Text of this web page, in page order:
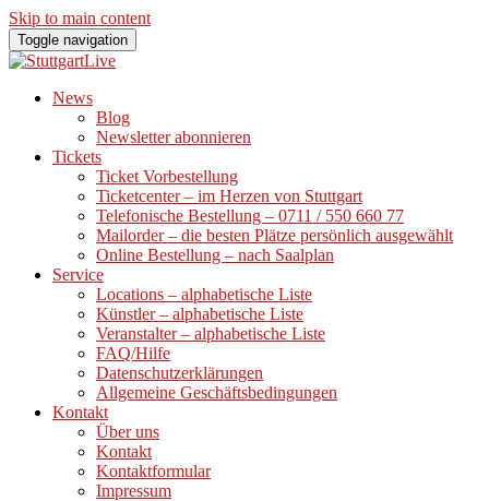
Skip to main content
Toggle navigation
News
Blog
Newsletter abonnieren
Tickets
Ticket Vorbestellung
Ticketcenter – im Herzen von Stuttgart
Telefonische Bestellung – 0711 / 550 660 77
Mailorder – die besten Plätze persönlich ausgewählt
Online Bestellung – nach Saalplan
Service
Locations – alphabetische Liste
Künstler – alphabetische Liste
Veranstalter – alphabetische Liste
FAQ/Hilfe
Datenschutzerklärungen
Allgemeine Geschäftsbedingungen
Kontakt
Über uns
Kontakt
Kontaktformular
Impressum